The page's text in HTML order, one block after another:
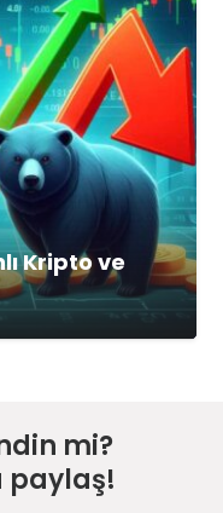
Kripto ve
mi?
paylaş!